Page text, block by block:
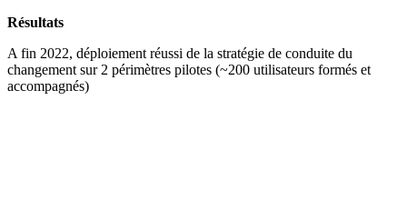
Résultats
A fin 2022, déploiement réussi de la stratégie de conduite du
changement sur 2 périmètres pilotes (~200 utilisateurs formés et
accompagnés)